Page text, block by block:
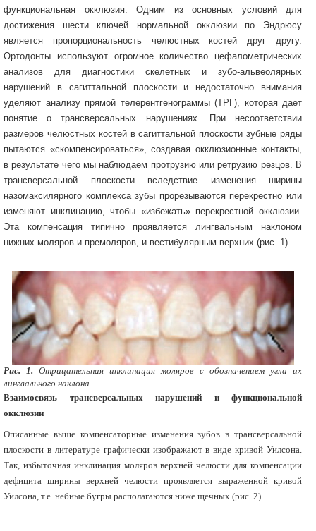
функциональная окклюзия. Одним из основных условий для
достижения шести ключей нормальной окклюзии по Эндрюсу
является пропорциональность челюстных костей друг другу.
Ортодонты используют огромное количество цефалометрических
анализов для диагностики скелетных и зубо-альвеолярных
нарушений в сагиттальной плоскости и недостаточно внимания
уделяют анализу прямой телерентгенограммы (ТРГ), которая дает
понятие о трансверсальных нарушениях. При несоответствии
размеров челюстных костей в сагиттальной плоскости зубные ряды
пытаются «скомпенсироваться», создавая окклюзионные контакты,
в результате чего мы наблюдаем протрузию или ретрузию резцов. В
трансверсальной плоскости вследствие изменения ширины
назомаксилярного комплекса зубы прорезываются перекрестно или
изменяют инклинацию, чтобы «избежать» перекрестной окклюзии.
Эта компенсация типично проявляется лингвальным наклоном
нижних моляров и премоляров, и вестибулярным верхних (рис. 1).
Рис. 1. Отрицательная инклинация моляров с обозначением угла их
лингвального наклона.
Взаимосвязь трансверсальных нарушений и функциональной
окклюзии
Описанные выше компенсаторные изменения зубов в трансверсальной
плоскости в литературе графически изображают в виде кривой Уилсона.
Так, избыточная инклинация моляров верхней челюсти для компенсации
дефицита ширины верхней челюсти проявляется выраженной кривой
Уилсона, т.е. небные бугры располагаются ниже щечных (рис. 2).